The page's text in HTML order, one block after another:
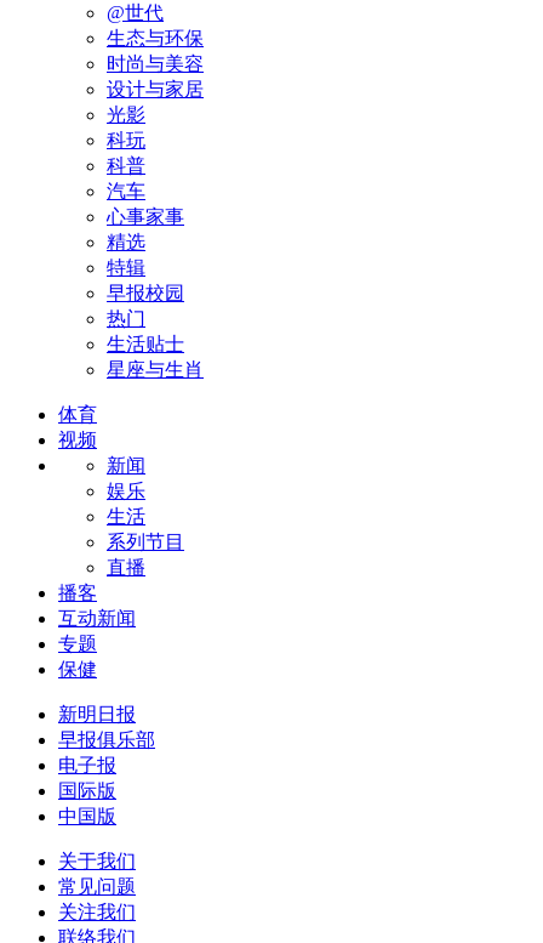
@世代
生态与环保
时尚与美容
设计与家居
光影
科玩
科普
汽车
心事家事
精选
特辑
早报校园
热门
生活贴士
星座与生肖
体育
视频
新闻
娱乐
生活
系列节目
直播
播客
互动新闻
专题
保健
新明日报
早报俱乐部
电子报
国际版
中国版
关于我们
常见问题
关注我们
联络我们